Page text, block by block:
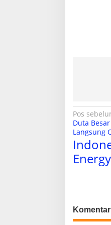
N
a
v
i
i
Pos
Duta
Langsung
Energy
Komentar